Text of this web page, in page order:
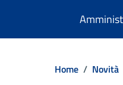
Home / Novità